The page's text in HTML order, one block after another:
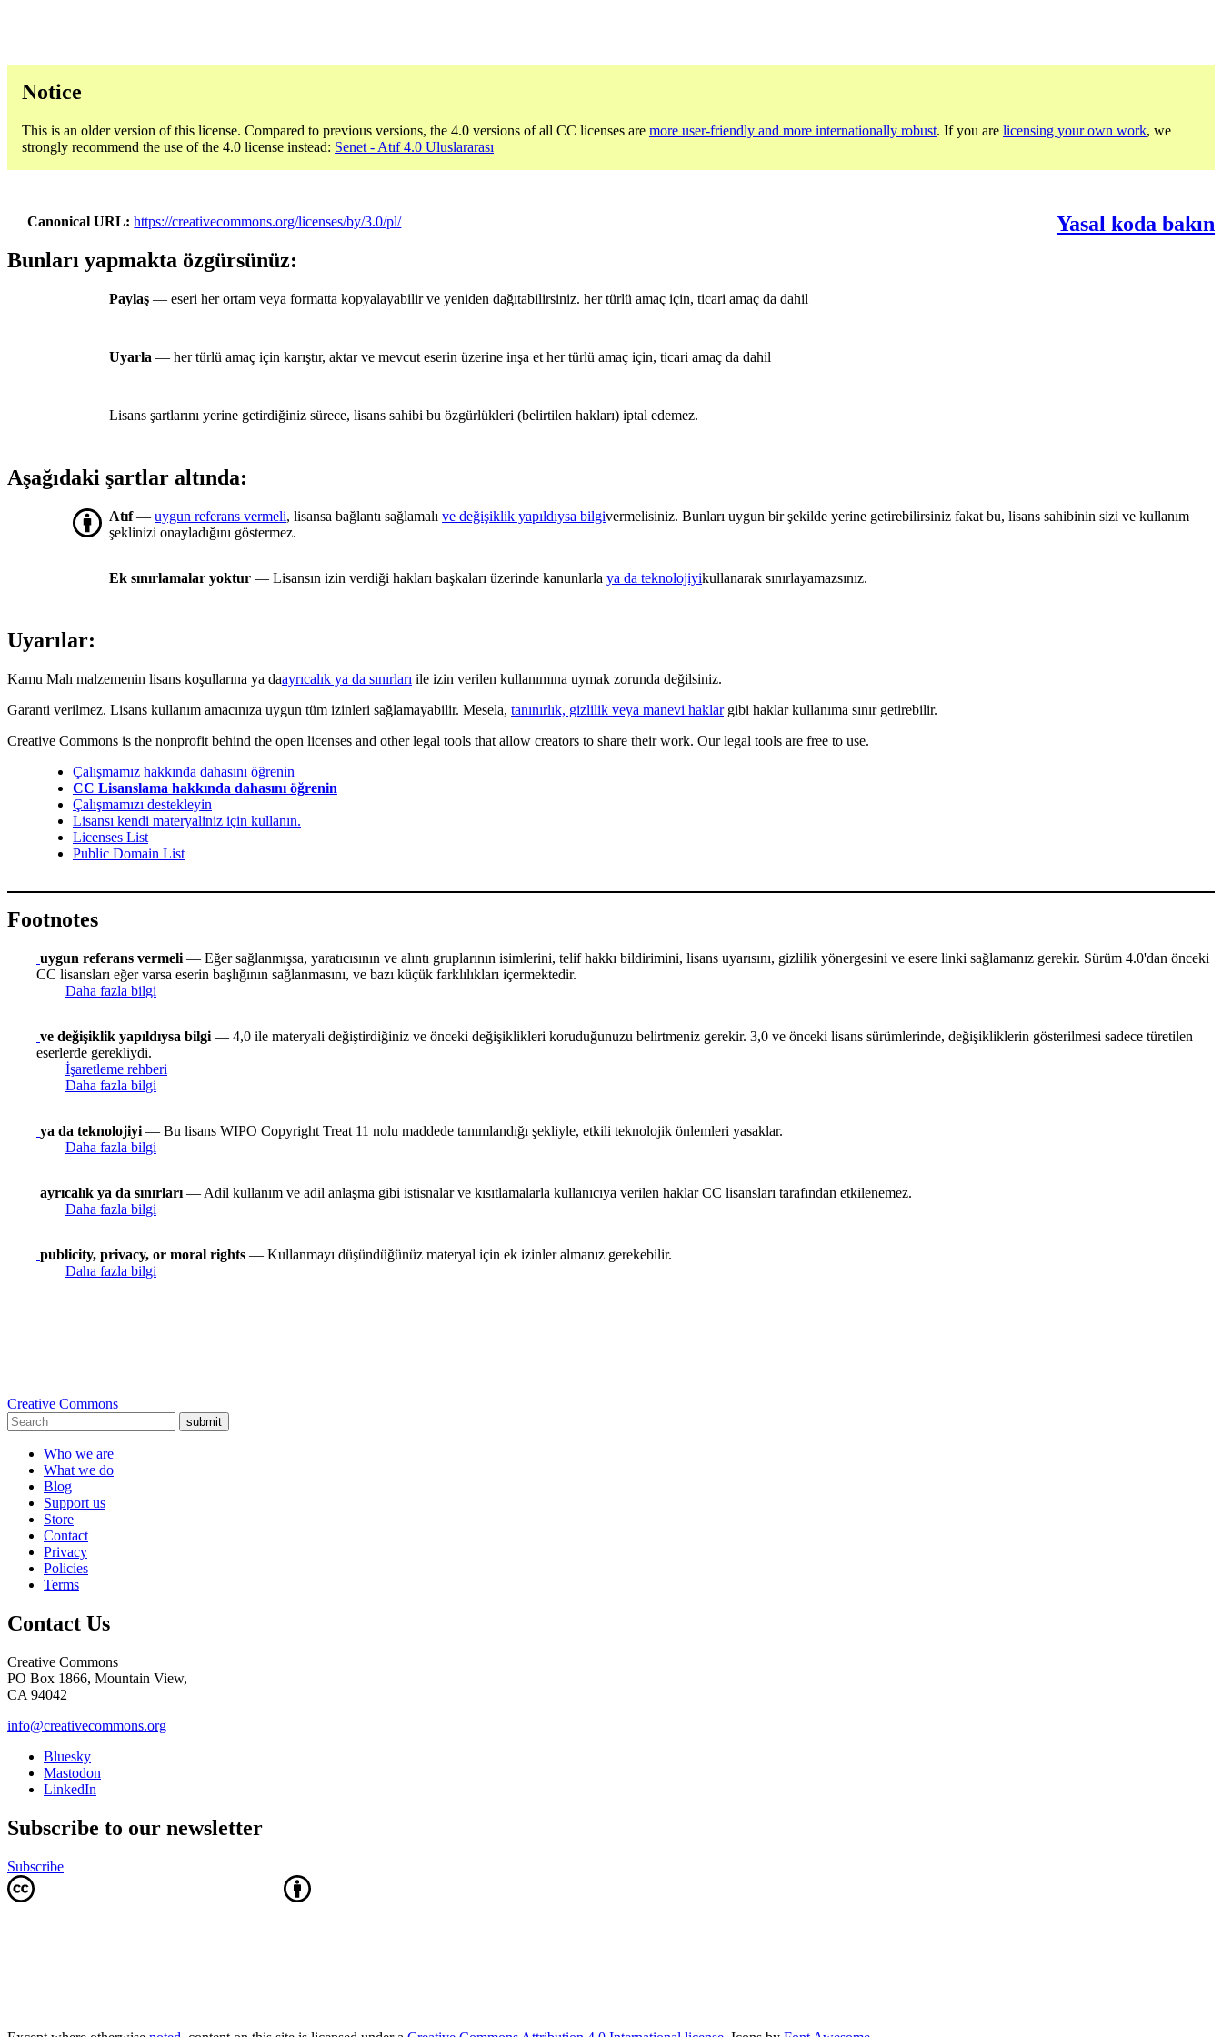
Notice
This is an older version of this license. Compared to previous versions, the 4.0 versions of all CC licenses are more user-friendly and more internationally robust. If you are licensing your own work, we
strongly recommend the use of the 4.0 license instead: Senet - Atıf 4.0 Uluslararası
Canonical URL https://creativecommons.org/licenses/by/3.0/pl/
Yasal koda bakın
Bunları yapmakta özgürsünüz:
Paylaş — eseri her ortam veya formatta kopyalayabilir ve yeniden dağıtabilirsiniz. her türlü amaç için, ticari amaç da dahil
Uyarla — her türlü amaç için karıştır, aktar ve mevcut eserin üzerine inşa et her türlü amaç için, ticari amaç da dahil
Lisans şartlarını yerine getirdiğiniz sürece, lisans sahibi bu özgürlükleri (belirtilen hakları) iptal edemez.
Aşağıdaki şartlar altında:
Atıf— uygun referans vermeli, lisansa bağlantı sağlamalı ve değişiklik yapıldıysa bilgivermelisiniz. Bunları uygun bir şekilde yerine getirebilirsiniz fakat bu, lisans sahibinin sizi ve kullanım
şeklinizi onayladığını göstermez.
Ek sınırlamalar yoktur — Lisansın izin verdiği hakları başkaları üzerinde kanunlarla ya da teknolojiyikullanarak sınırlayamazsınız.
Uyarılar:
Kamu Malı malzemenin lisans koşullarına ya daayrıcalık ya da sınırları ile izin verilen kullanımına uymak zorunda değilsiniz.
Garanti verilmez. Lisans kullanım amacınıza uygun tüm izinleri sağlamayabilir. Mesela, tanınırlık, gizlilik veya manevi haklargibi haklar kullanıma sınır getirebilir.
Creative Commons is the nonprofit behind the open licenses and other legal tools that allow creators to share their work. Our legal tools are free to use.
Çalışmamız hakkında dahasını öğrenin
CC Lisanslama hakkında dahasını öğrenin
Çalışmamızı destekleyin
Lisansı kendi materyaliniz için kullanın.
Licenses List
Public Domain List
Footnotes
uygun referans vermeli — Eğer sağlanmışsa, yaratıcısının ve alıntı gruplarının isimlerini, telif hakkı bildirimini, lisans uyarısını, gizlilik yönergesini ve esere linki sağlamanız gerekir. Sürüm 4.0'dan önceki
CC lisansları eğer varsa eserin başlığının sağlanmasını, ve bazı küçük farklılıkları içermektedir.
Daha fazla bilgi
ve değişiklik yapıldıysa bilgi — 4,0 ile materyali değiştirdiğiniz ve önceki değişiklikleri koruduğunuzu belirtmeniz gerekir. 3,0 ve önceki lisans sürümlerinde, değişikliklerin gösterilmesi sadece türetilen
eserlerde gerekliydi.
İşaretleme rehberi
Daha fazla bilgi
ya da teknolojiyi — Bu lisans WIPO Copyright Treat 11 nolu maddede tanımlandığı şekliyle, etkili teknolojik önlemleri yasaklar.
Daha fazla bilgi
ayrıcalık ya da sınırları — Adil kullanım ve adil anlaşma gibi istisnalar ve kısıtlamalarla kullanıcıya verilen haklar CC lisansları tarafından etkilenemez.
Daha fazla bilgi
publicity, privacy, or moral rights — Kullanmayı düşündüğünüz materyal için ek izinler almanız gerekebilir.
Daha fazla bilgi
Creative Commons
submit
Who we are
What we do
Blog
Support us
Store
Contact
Privacy
Policies
Terms
Contact Us
Creative Commons
PO Box 1866, Mountain View,
CA 94042
info@creativecommons.org
Bluesky
Mastodon
LinkedIn
Subscribe to our newsletter
Subscribe